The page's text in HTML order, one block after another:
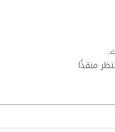
منقذًا